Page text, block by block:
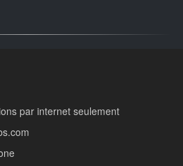
par internet seulement